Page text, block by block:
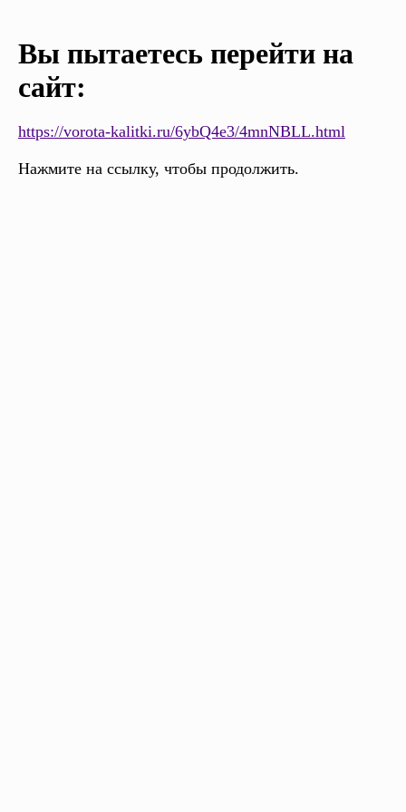
Вы пытаетесь перейти на
сайт:
https://vorota-kalitki.ru/6ybQ4e3/4mnNBLL.html
Нажмите на ссылку, чтобы продолжить.